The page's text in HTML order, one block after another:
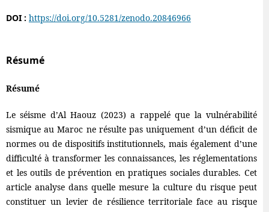
DOI : https://doi.org/10.5281/zenodo.20846966
Résumé
Résumé
Le séisme d’Al Haouz (2023) a rappelé que la vulnérabilité
sismique au Maroc ne résulte pas uniquement d’un déficit de
normes ou de dispositifs institutionnels, mais également d’une
difficulté à transformer les connaissances, les réglementations
et les outils de prévention en pratiques sociales durables. Cet
article analyse dans quelle mesure la culture du risque peut
constituer un levier de résilience territoriale face au risque